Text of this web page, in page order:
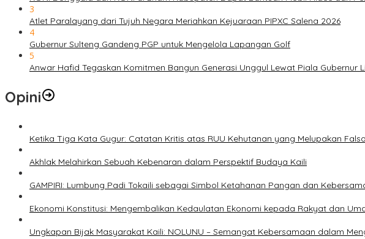
3
Atlet Paralayang dari Tujuh Negara Meriahkan Kejuaraan PIPXC Salena 2026
4
Gubernur Sulteng Gandeng PGP untuk Mengelola Lapangan Golf
5
Anwar Hafid Tegaskan Komitmen Bangun Generasi Unggul Lewat Piala Gubernur
Opini
Ketika Tiga Kata Gugur: Catatan Kritis atas RUU Kehutanan yang Melupakan
Akhlak Melahirkan Sebuah Kebenaran dalam Perspektif Budaya Kaili
GAMPIRI: Lumbung Padi Tokaili sebagai Simbol Ketahanan Pangan dan
Ekonomi Konstitusi: Mengembalikan Kedaulatan Ekonomi kepada Rakyat dan
Ungkapan Bijak Masyarakat Kaili: NOLUNU – Semangat Kebersamaan dalam